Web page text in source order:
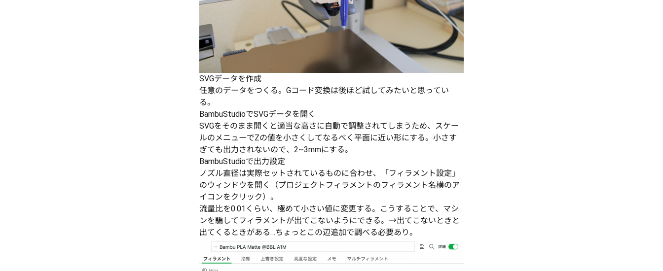
SVGデータを作成
任意のデータをつくる。Gコード変換は後ほど試してみたいと思ってい
る。
BambuStudioでSVGデータを開く
SVGをそのまま開くと適当な高さに自動で調整されてしまうため、スケー
ルのメニューでZの値を小さくしてなるべく平面に近い形にする。小さす
ぎても出力されないので、2~3mmにする。
BambuStudioで出力設定
ノズル直径は実際セットされているものに合わせ、「フィラメント設定」
のウィンドウを開く（プロジェクトフィラメントのフィラメント名横のア
イコンをクリック）。
流量比を0.01くらい、極めて小さい値に変更する。こうすることで、マシ
ンを騙してフィラメントが出てこないようにできる。→出てこないときと
出てくるときがある…ちょっとこの辺追加で調べる必要あり。